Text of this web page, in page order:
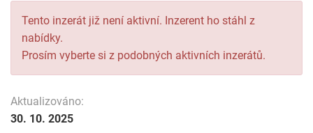
Tento inzerát již není aktivní. Inzerent ho stáhl z
nabídky.
Prosím vyberte si z podobných aktivních inzerátů.
Aktualizováno:
30. 10. 2025